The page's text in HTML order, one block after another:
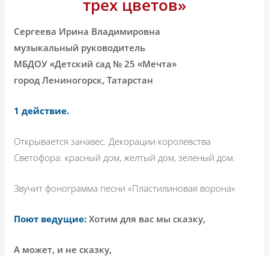
трех цветов»
Сергеева Ирина Владимировна
музыкальный руководитель
МБДОУ «Детский сад № 25 «Мечта»
город Лениногорск, Татарстан
1 действие.
Открывается занавес. Декорации королевства
Светофора: красный дом, желтый дом, зеленый дом.
Звучит фонограмма песни «Пластилиновая ворона»
Поют ведущие: Хотим для вас мы сказку,
А может, и не сказку,